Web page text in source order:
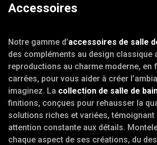
Accessoires
Notre gamme d’accessoires de salle
des compléments au design classique
reproductions au charme moderne, en
carrées, pour vous aider à créer
imaginez. La collection de salle de
finitions, conçues pour rehausser la
solutions riches et variées, témoignant
attention constante aux détails.
chaque aspect de ses créations, du